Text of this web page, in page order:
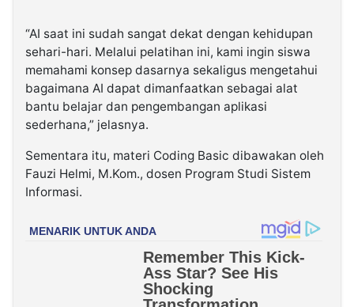
“AI saat ini sudah sangat dekat dengan kehidupan
sehari-hari. Melalui pelatihan ini, kami ingin siswa
memahami konsep dasarnya sekaligus mengetahui
bagaimana AI dapat dimanfaatkan sebagai alat
bantu belajar dan pengembangan aplikasi
sederhana,” jelasnya.
Sementara itu, materi Coding Basic dibawakan oleh
Fauzi Helmi, M.Kom., dosen Program Studi Sistem
Informasi.